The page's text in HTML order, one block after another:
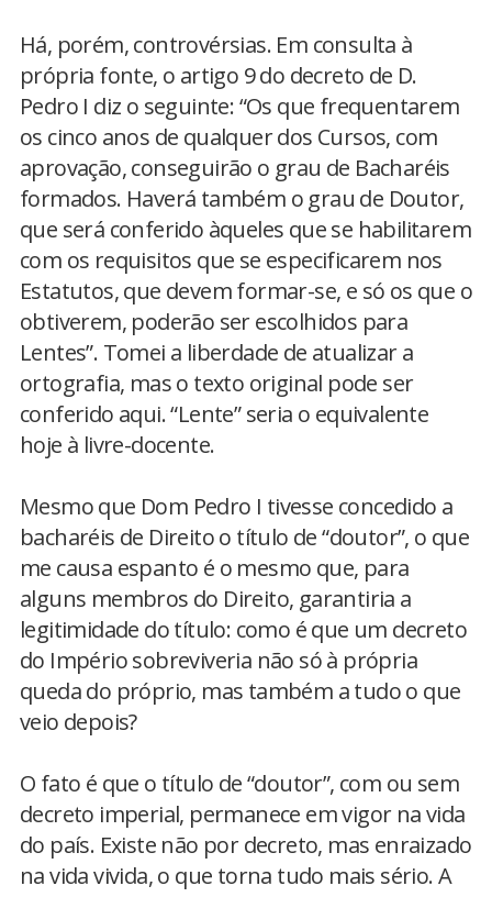
Há, porém, controvérsias. Em consulta à
própria fonte, o artigo 9 do decreto de D.
Pedro I diz o seguinte: “Os que frequentarem
os cinco anos de qualquer dos Cursos, com
aprovação, conseguirão o grau de Bacharéis
formados. Haverá também o grau de Doutor,
que será conferido àqueles que se habilitarem
com os requisitos que se especificarem nos
Estatutos, que devem formar-se, e só os que o
obtiverem, poderão ser escolhidos para
Lentes”. Tomei a liberdade de atualizar a
ortografia, mas o texto original pode ser
conferido aqui. “Lente” seria o equivalente
hoje à livre-docente.
Mesmo que Dom Pedro I tivesse concedido a
bacharéis de Direito o título de “doutor”, o que
me causa espanto é o mesmo que, para
alguns membros do Direito, garantiria a
legitimidade do título: como é que um decreto
do Império sobreviveria não só à própria
queda do próprio, mas também a tudo o que
veio depois?
O fato é que o título de “doutor”, com ou sem
decreto imperial, permanece em vigor na vida
do país. Existe não por decreto, mas enraizado
na vida vivida, o que torna tudo mais sério. A